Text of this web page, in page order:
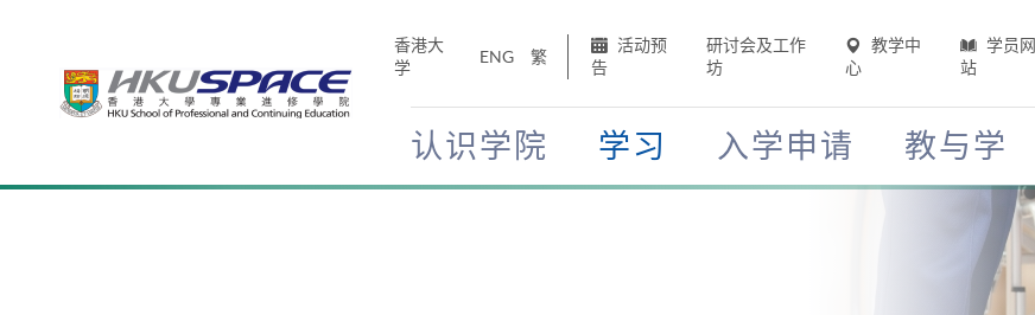
香港大
学
ENG 繁
活动预
告
研讨会及工作
坊
教学中
心
学员网
站
认识学院 学习 入学申请 教与学
Main